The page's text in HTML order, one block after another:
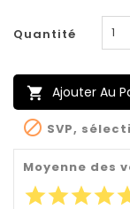
Quantité
 Ajouter Au
 SVP,
Moyenne des
starstarstarstar